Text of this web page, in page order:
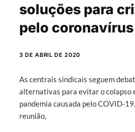
soluções para
pelo coronavírus
3 DE ABRIL DE 2020
As centrais sindicais seguem
alternativas para evitar o colapso
pandemia causada pelo COVID-
reunião,